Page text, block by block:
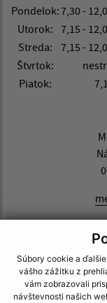
Súbory cookie a
vášho zážitku z
vám zobrazovali
návštevnosti našich
Pondelok:7,30 -
Utorok: 7,15 -
Streda:
7,15 -
Štvrtok:
Piatok: